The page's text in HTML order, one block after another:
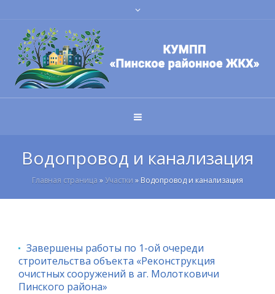
Водопровод и канализация
Главная страница » Участки » Водопровод и канализация
Завершены работы по 1-ой очереди
строительства объекта «Реконструкция
очистных сооружений в аг. Молотковичи
Пинского района»